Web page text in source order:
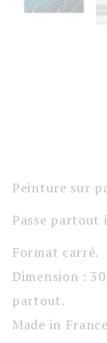
Peinture sur
Passe partout
Format carré.
Dimension :
partout.
Made in France